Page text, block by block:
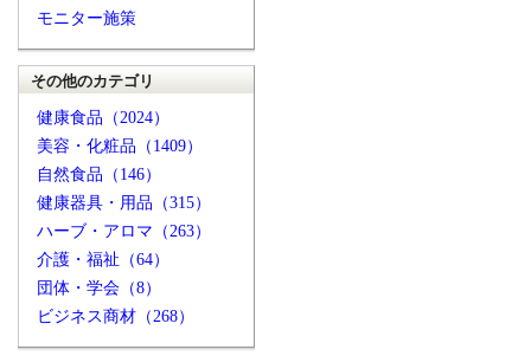
モニター施策
その他のカテゴリ
健康食品（2024）
美容・化粧品（1409）
自然食品（146）
健康器具・用品（315）
ハーブ・アロマ（263）
介護・福祉（64）
団体・学会（8）
ビジネス商材（268）